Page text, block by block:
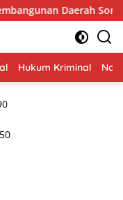
Kepala Dinas
Hukum Kriminal